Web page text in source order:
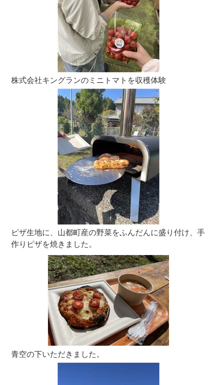
株式会社キングランのミニトマトを収穫体験
ピザ生地に、山都町産の野菜をふんだんに盛り付け、手
作りピザを焼きました。
青空の下いただきました。